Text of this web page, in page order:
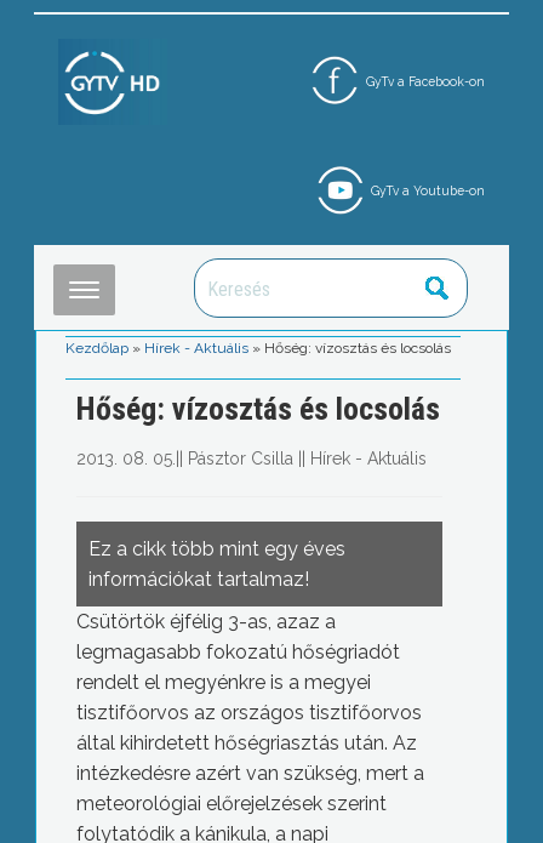
GyTv a Facebook-on
GyTv a Youtube-on
Kezdőlap » Hírek - Aktuális » Hőség: vízosztás és locsolás
Hőség: vízosztás és locsolás
2013. 08. 05. Pásztor Csilla Hírek - Aktuális
Ez a cikk több mint egy éves
információkat tartalmaz!
Csütörtök éjfélig 3-as, azaz a
legmagasabb fokozatú hőségriadót
rendelt el megyénkre is a megyei
tisztifőorvos az országos tisztifőorvos
által kihirdetett hőségriasztás után. Az
intézkedésre azért van szükség, mert a
meteorológiai előrejelzések szerint
folytatódik a kánikula, a napi